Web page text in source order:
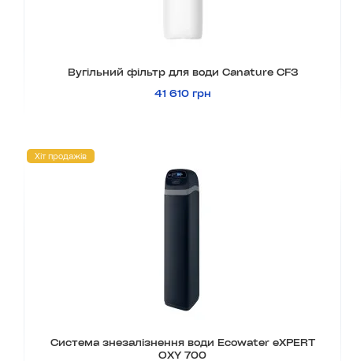
Вугільний фільтр для води Canature CF3
41 610 грн
Хіт продажів
Система знезалізнення води Ecowater eXPERT
OXY 700